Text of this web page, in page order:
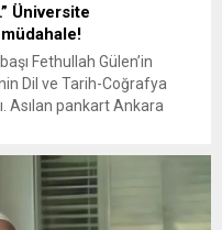
Üniversite
Fethullah Gülen’in
Dil ve Tarih-Coğrafya
Asılan pankart Ankara
Karaca’nın
şarkıdan ‘Ölüsüne bir...